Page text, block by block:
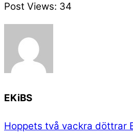
Post Views: 34
EKiBS
Hoppets två vackra döttrar